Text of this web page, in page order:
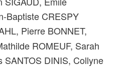
Baptiste CRESPY
Pierre BONNET,
ROMEUF, Sarah
SANTOS DINIS, Collyne